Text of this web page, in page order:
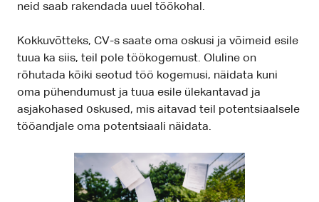
neid saab rakendada uuel töökohal.
Kokkuvõtteks, CV-s saate oma oskusi ja võimeid esile
tuua ka siis, teil pole töökogemust. Oluline on
rõhutada kõiki seotud töö kogemusi, näidata kuni
oma pühendumust ja tuua esile ülekantavad ja
asjakohased оskused, mis aitavad teil potentsiaalsele
tööandjale oma potentsiaali näidata.